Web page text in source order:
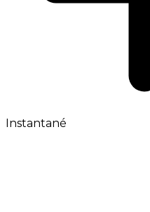
Instantané